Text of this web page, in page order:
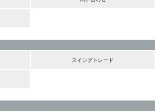
スイングトレード